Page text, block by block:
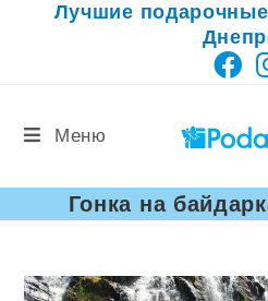
ПерейтиЛучшие
Меню
Гонка на